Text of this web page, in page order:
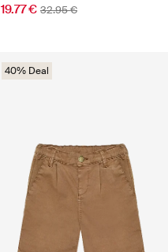
19.77 € 32.95 €
40% Deal